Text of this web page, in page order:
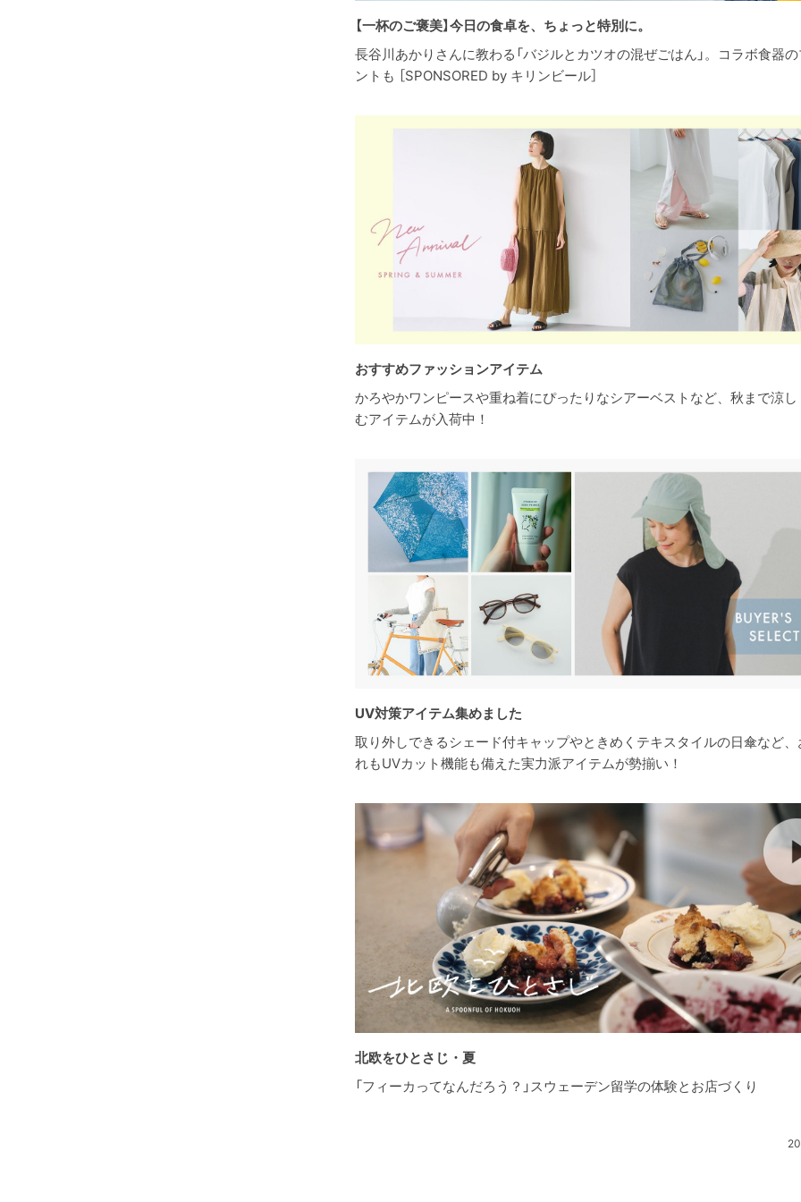
【一杯のご褒美】今日の食卓を、ちょっと特別に。
長谷川あかりさんに教わる「バジルとカツオの混ぜごはん」。コラボ食器
ントも ［SPONSORED by キリンビール］
おすすめファッションアイテム
かろやかワンピースや重ね着にぴったりなシアーベストなど、秋まで涼し
むアイテムが入荷中！
UV対策アイテム集めました
取り外しできるシェード付キャップやときめくテキスタイルの日傘など、
れもUVカット機能も備えた実力派アイテムが勢揃い！
北欧をひとさじ・夏
「フィーカってなんだろう？」スウェーデン留学の体験とお店づくり